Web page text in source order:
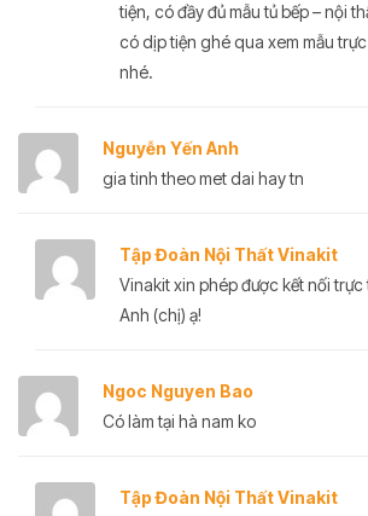
tiện, có đầy đủ mẫu tủ bếp – nội
có dịp tiện ghé qua xem mẫu
nhé.
Nguyễn Yến Anh
gia tinh theo met dai hay tn
Tập Đoàn Nội Thất Vinakit
Vinakit xin phép được kết nối trực
Anh (chị) ạ!
Ngoc Nguyen Bao
Có làm tại hà nam ko
Tập Đoàn Nội Thất Vinakit